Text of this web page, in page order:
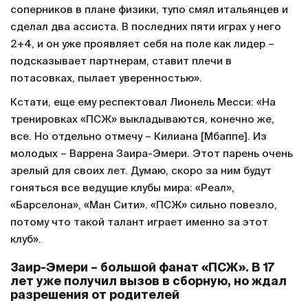
соперников в плане физики, тупо смял итальянцев и
сделал два ассиста. В последних пяти играх у него
2+4, и он уже проявляет себя на поле как лидер –
подсказывает партнерам, ставит плечи в
потасовках, пылает уверенностью».
Кстати, еще ему респектовал Лионель Месси: «На
тренировках «ПСЖ» выкладываются, конечно же,
все. Но отдельно отмечу – Килиана [Мбаппе]. Из
молодых – Варрена Заира-Эмери. Этот парень очень
зрелый для своих лет. Думаю, скоро за ним будут
гоняться все ведущие клубы мира: «Реал»,
«Барселона», «Ман Сити». «ПСЖ» сильно повезло,
потому что такой талант играет именно за этот
клуб».
Заир-Эмери – большой фанат «ПСЖ». В 17
лет уже получил вызов в сборную, но ждал
разрешения от родителей